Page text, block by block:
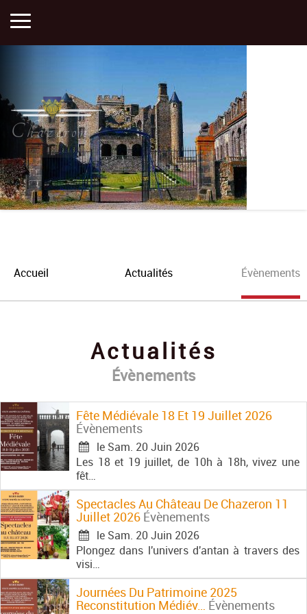
Activités
Histoire
Actualités
Chazeron
Accueil Actualités Évènements
Actualités
Évènements
Fête Médiévale 18 Et 19 Juillet 2026
Évènements
le Sam. 20 Juin 2026
Les 18 et 19 juillet, de 10h à 18h, vivez une
fêt…
Spectacles Au Château De Chazeron 11
Juillet 2026 Évènements
le Sam. 20 Juin 2026
Plongez dans l'univers d'antan à travers des
visi…
Journées Du Patrimoine 2025
Reconstitution Médiév… Évènements